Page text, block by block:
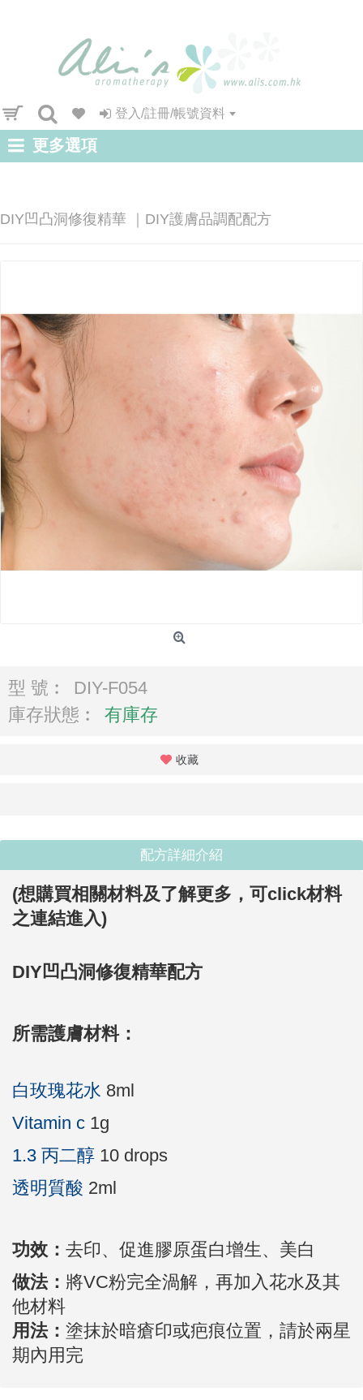
登入/註冊/帳號資料
更多選項
DIY凹凸洞修復精華 ｜DIY護膚品調配配方
型 號︰
DIY-F054
庫存狀態︰
有庫存
收藏
配方詳細介紹
(想購買相關材料及了解更多， 可click材料
之連結進入)
DIY凹凸洞修復精華配方
所需護膚材料：
白玫瑰花水 8ml
Vitamin c 1g
1.3 丙二醇 10 drops
透明質酸 2ml
功效： 去印、促進膠原蛋白增生、美白
做法： 將VC粉完全渦解，再加入花水及其
他材料
用法： 塗抹於暗瘡印或疤痕位置，請於兩星
期內用完